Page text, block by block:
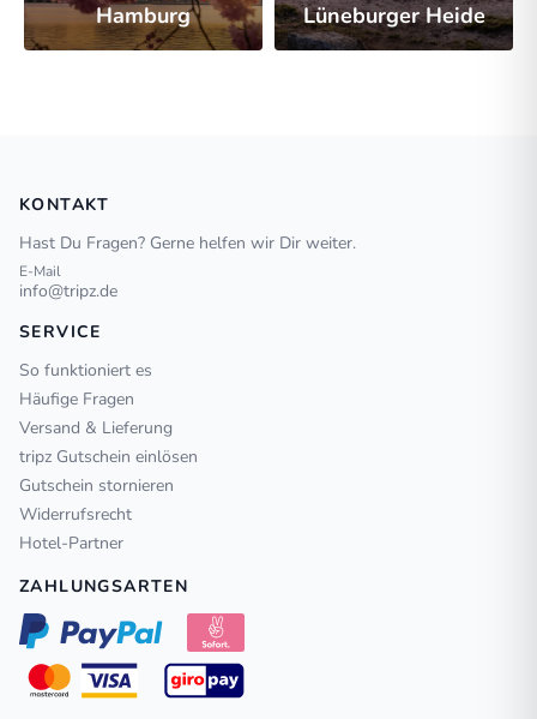
Hamburg
Lüneburger Heide
KONTAKT
Hast Du Fragen? Gerne helfen wir Dir weiter.
E-Mail
info@tripz.de
SERVICE
So funktioniert es
Häufige Fragen
Versand & Lieferung
tripz Gutschein einlösen
Gutschein stornieren
Widerrufsrecht
Hotel-Partner
ZAHLUNGSARTEN